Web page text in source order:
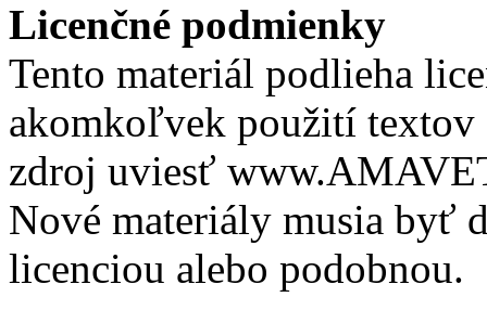
Licenčné podmienky
Tento materiál podlieha
akomkoľvek použití textov
zdroj uviesť
Nové materiály musia byť
licenciou alebo podobnou.